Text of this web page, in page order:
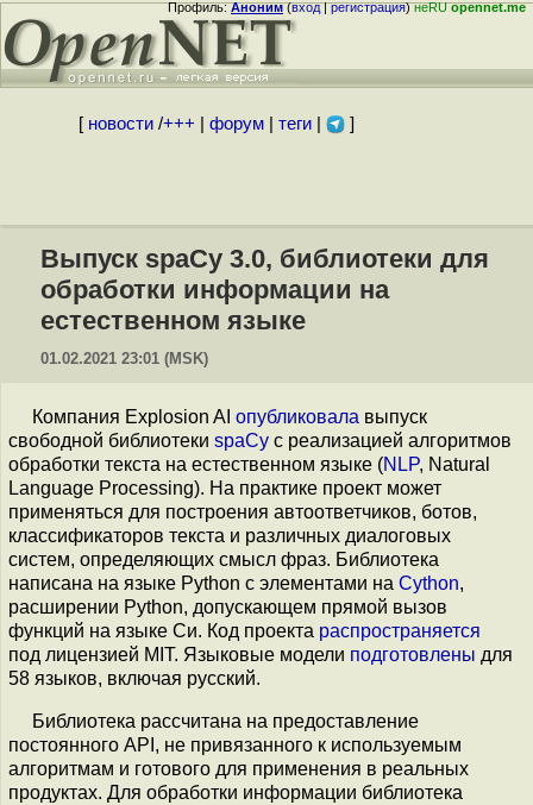
Профиль:Аноним(вход|регистрация)неRUopennet.me
[ новости/+++ форум| теги| ]
Выпуск spaCy 3.0, библиотеки для
обработки информации на
естественном языке
01.02.2021 23:01 (MSK)
Компания Explosion AI опубликовала выпуск
свободной библиотеки spaCy с реализацией алгоритмов
обработки текста на естественном языке (NLP, Natural
Language Processing). На практике проект может
применяться для построения автоответчиков, ботов,
классификаторов текста и различных диалоговых
систем, определяющих смысл фраз. Библиотека
написана на языке Python c элементами на Cython,
расширении Python, допускающем прямой вызов
функций на языке Си. Код проекта распространяется
под лицензией MIT. Языковые модели подготовлены для
58 языков, включая русский.
Библиотека рассчитана на предоставление
постоянного API, не привязанного к используемым
алгоритмам и готового для применения в реальных
продуктах. Для обработки информации библиотека